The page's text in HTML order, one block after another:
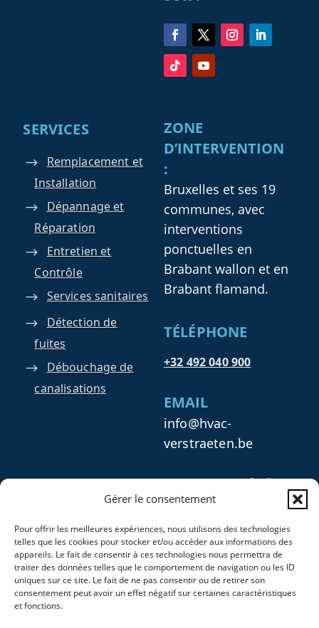
Gérer le consentement
Pour offrir les meilleures expériences, nous utilisons des technologies
telles que les cookies pour stocker et/ou accéder aux informations des
appareils. Le fait de consentir à ces technologies nous permettra de
traiter des données telles que le comportement de navigation ou les ID
uniques sur ce site. Le fait de ne pas consentir ou de retirer son
consentement peut avoir un effet négatif sur certaines caractéristiques
et fonctions.
SERVICES
Remplacement et
Installation
Dépannage et
Réparation
Entretien et
Contrôle
Services sanitaires
Détection de
fuites
Débouchage de
canalisations
ZONE
D’INTERVENTION
:
Bruxelles et ses 19
communes, avec
interventions
ponctuelles en
Brabant wallon et en
Brabant flamand.
TÉLÉPHONE
+32 492 040 900
EMAIL
info@hvac-
verstraeten.be
Numéro : 1011.327.938
Numéro TVA : BE 1011
327 938